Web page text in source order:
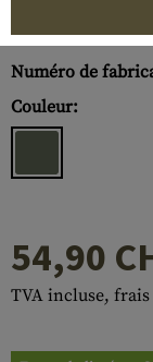
Numéro d'article:
Numéro de
Couleur:
54,90
TVA incluse,